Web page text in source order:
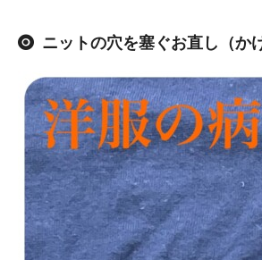
ニットの穴を塞ぐお直し（か